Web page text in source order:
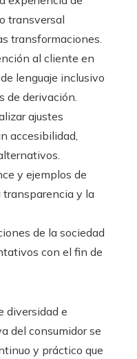
transversal
transformaciones.
al cliente en
lenguaje inclusivo
de derivación.
ajustes
accesibilidad,
y ejemplos de
transparencia y la
de la sociedad
con el fin de
diversidad e
del consumidor se
y práctico que